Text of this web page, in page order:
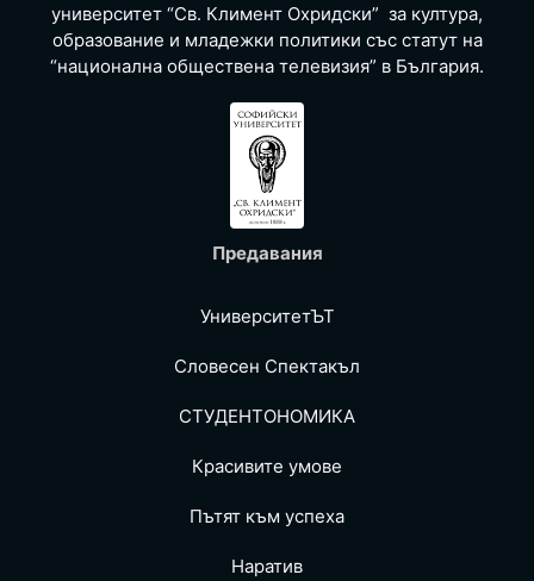
университет “Св. Климент Охридски” за култура,
образование и младежки политики със статут на
“национална обществена телевизия” в България.
Предавания
УниверситетЪТ
Словесен Спектакъл
СТУДЕНТОНОМИКА
Красивите умове
Пътят към успеха
Наратив